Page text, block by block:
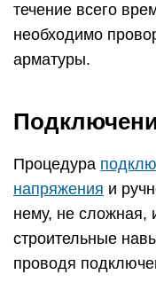
течение всего
необходимо
арматуры.
Процедура
напряжения и
нему, не сложная,
строительные
проводя